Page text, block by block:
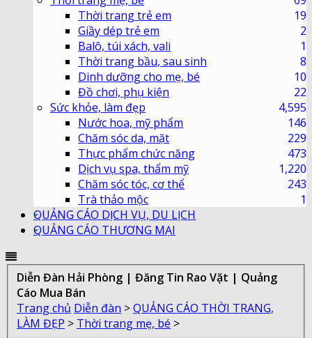
Thời trang trẻ em
19
Giầy dép trẻ em
2
Balô, túi xách, vali
1
Thời trang bầu, sau sinh
8
Dinh dưỡng cho mẹ, bé
10
Đồ chơi, phụ kiện
22
Sức khỏe, làm đẹp
4,595
Nước hoa, mỹ phẩm
146
Chăm sóc da, mặt
229
Thực phẩm chức năng
473
Dịch vụ spa, thẩm mỹ
1,220
Chăm sóc tóc, cơ thể
243
Trà thảo mộc
1
QUẢNG CÁO DỊCH VỤ, DU LỊCH
QUẢNG CÁO THƯƠNG MẠI
Diễn Đàn Hải Phòng | Đăng Tin Rao Vặt | Quảng
Cáo Mua Bán
Trang chủ Diễn đàn >QUẢNG CÁO THỜI TRANG,
LÀM ĐẸP > Thời trang mẹ, bé >